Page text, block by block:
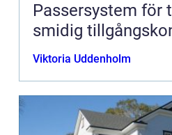
Passersystem för
smidig
Viktoria Uddenholm